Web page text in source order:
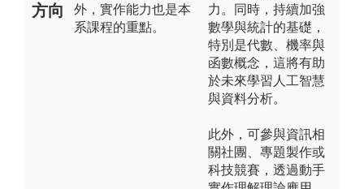
方向
外，實作能力也是本
系課程的重點。
力。同時，持續加強
數學與統計的基礎，
特別是代數、機率與
函數概念，這將有助
於未來學習人工智慧
與資料分析。
此外，可參與資訊相
關社團、專題製作或
科技競賽，透過動手